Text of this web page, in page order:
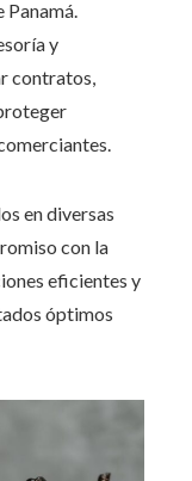
y
contratos,
en diversas
con la
eficientes y
óptimos